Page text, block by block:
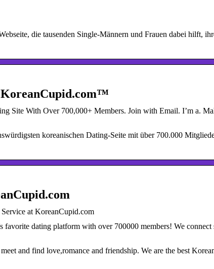
die tausenden Single-Männern und Frauen dabei hilft,
KoreanCupid.com™
Site With Over 700,000+ Members. Join with Email. I’m a.
koreanischen Dating-Seite mit über 700.000
at KoreanCupid.com
favorite dating platform with over 700000 members! We
and find love,romance and friendship. We are the best